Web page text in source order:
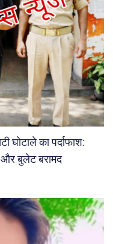
घोटाले का पर्दाफाश:
और बुलेट बरामद